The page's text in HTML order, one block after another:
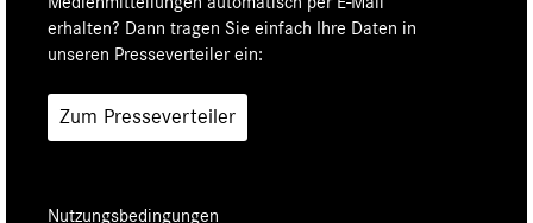
erhalten? Dann tragen Sie einfach Ihre Daten in
unseren Presseverteiler ein:
Zum Presseverteiler
Nutzungsbedingungen